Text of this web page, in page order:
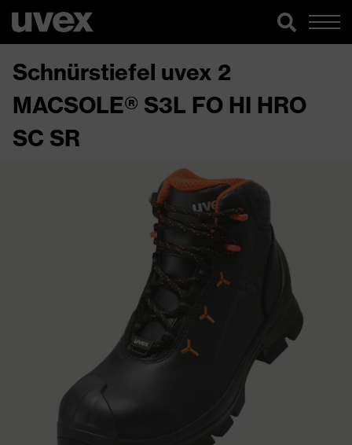
Schnürstiefel uvex 2
MACSOLE® S3L FO HI HRO
SC SR